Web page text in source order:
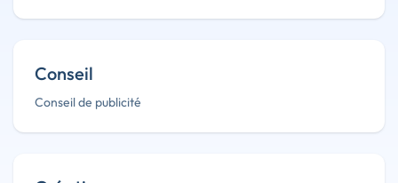
Conseil
Conseil de publicité